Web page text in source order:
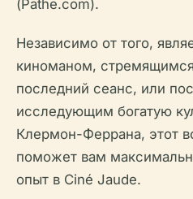
(Pathe.com).
Независимо от того,
киноманом,
последний сеанс, или
исследующим богатую
Клермон-Феррана, этот
поможет вам
опыт в Ciné Jaude.